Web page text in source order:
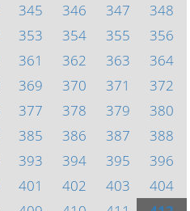
345 346 347
348
353 354 355
356
361 362 363
364
369 370 371
372
377 378 379
380
385 386 387
388
393 394 395
396
401 402 403
404